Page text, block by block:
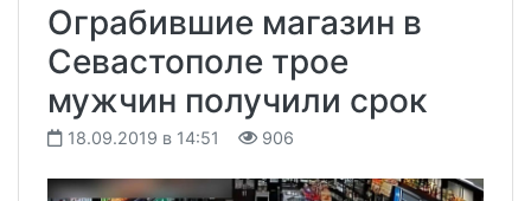
Ограбившие магазин в
Севастополе трое
мужчин получили срок
18.09.2019 в 14:51 906